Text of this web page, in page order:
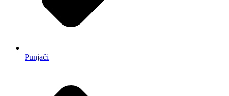
Punjači